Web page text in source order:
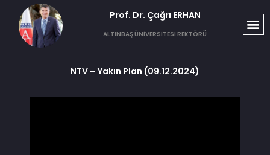
Prof. Dr. Çağrı ERHAN​
ALTINBAŞ ÜNİVERSİTESİ REKTÖRÜ
NTV – Yakın Plan (09.12.2024)